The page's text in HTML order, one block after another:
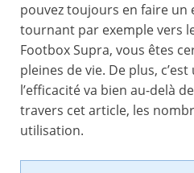
pouvez toujours en faire un
tournant par exemple vers
Footbox Supra, vous êtes
pleines de vie. De plus,
l’efficacité va bien au-delà
travers cet article, les
utilisation.